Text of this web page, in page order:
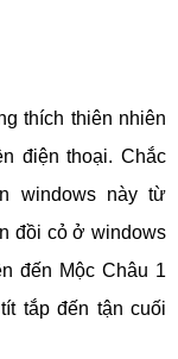
thích thiên nhiên
điện thoại. Chắc
windows này từ
đồi cỏ ở windows
đến Mộc Châu 1
tắp đến tận cuối